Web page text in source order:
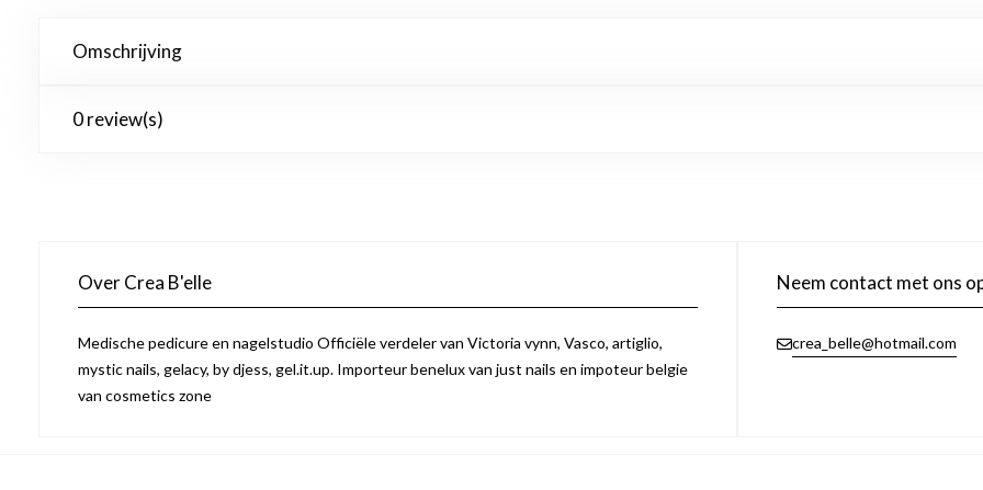
Omschrijving
0 review(s)
Over Crea B'elle
Medische pedicure en nagelstudio Officiële verdeler van Victoria vynn, Vasco, artiglio,
mystic nails, gelacy, by djess, gel.it.up. Importeur benelux van just nails en impoteur belgie
van cosmetics zone
Neem contact met ons
crea_belle@hotmail.com